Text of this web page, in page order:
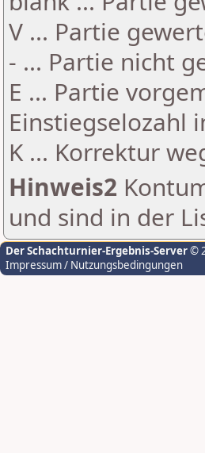
V ... Partie
- ... Partie nicht
E ... Partie
Einstiegselozahl
K ... Korrektur
Hinweis2
und sind in der
Der Schachturnier-Ergebnis-Server©
Impressum / Nutzungsbedingungen